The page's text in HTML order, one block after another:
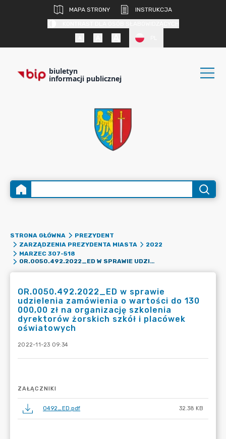
MAPA STRONY
INSTRUKCJA
biuletyn
informacji publicznej
STRONA GŁÓWNA
PREZYDENT
ZARZĄDZENIA PREZYDENTA MIASTA
2022
MARZEC 307-518
OR.0050.492.2022_ED W SPRAWIE UDZIELENIA ZAMÓWIENIA O WARTOŚCI DO 130 000,00 ZŁ NA ORGANIZACJĘ SZKOLENIA DYREKTORÓW ŻORSKICH SZKÓŁ I PLACÓWEK OŚWIATOWYCH
OR.0050.492.2022_ED w sprawie
udzielenia zamówienia o wartości do 130
000,00 zł na organizację szkolenia
dyrektorów żorskich szkół i placówek
oświatowych
2022-11-23 09:34
ZAŁĄCZNIKI
0492_ED.pdf 32.38 KB